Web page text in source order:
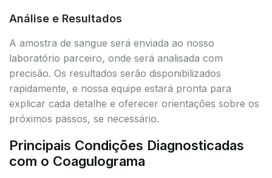
Análise e Resultados
A amostra de sangue será enviada ao nosso
laboratório parceiro, onde será analisada com
precisão. Os resultados serão disponibilizados
rapidamente, e nossa equipe estará pronta para
explicar cada detalhe e oferecer orientações sobre os
próximos passos, se necessário.
Principais Condições Diagnosticadas
com o Coagulograma